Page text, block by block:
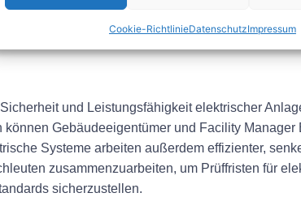
Cookie-RichtlinieDatenschutzImpressum
der Inspektionen und durchgeführten
und Leistungsfähigkeit elektrischer
Gebäudeeigentümer und Facility
Systeme arbeiten außerdem effizienter,
zusammenzuarbeiten, um Prüffristen für
sicherzustellen.